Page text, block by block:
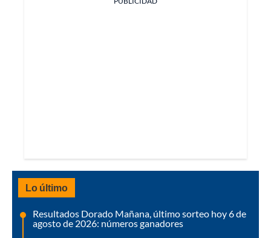
Lo último
Resultados Dorado Mañana, último sorteo hoy 6 de
agosto de 2026: números ganadores